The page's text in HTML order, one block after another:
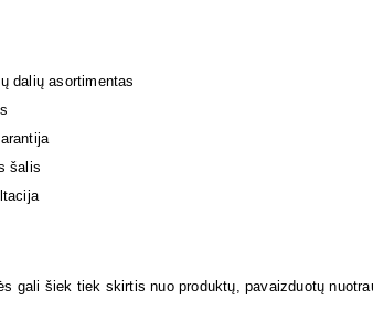
dalių asortimentas
šalis
gali šiek tiek skirtis nuo produktų, pavaizduotų